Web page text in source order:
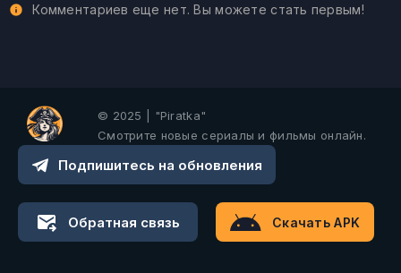
Комментариев еще нет. Вы можете стать первым!
© 2025 | "Piratka"
Смотрите новые сериалы и фильмы онлайн.
Подпишитесь на обновления
Обратная связь Скачать APK